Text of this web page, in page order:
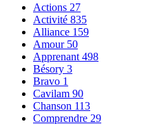
Actions 27
Activité 835
Alliance 159
Amour 50
Apprenant 498
Bésory 3
Bravo 1
Cavilam 90
Chanson 113
Comprendre 29